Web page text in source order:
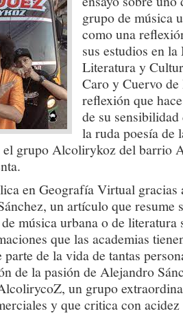
grupo de música
como una
sus estudios en
Literatura y
Caro y Cuervo
reflexión que
de su
la ruda poesía de
el grupo Alcolirykoz del barrio
en Geografía Virtual gracias
un artículo que resume
música urbana o de literatura
que las academias
de la vida de tantas
de la pasión de Alejandro
un grupo
y que critica con